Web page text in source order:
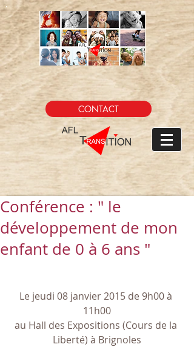
CONTACT
Conférence : " le
développement de mon
enfant de 0 à 6 ans "
Le jeudi 08 janvier 2015 de 9h00 à
11h00
au Hall des Expositions (Cours de la
Liberté) à Brignoles